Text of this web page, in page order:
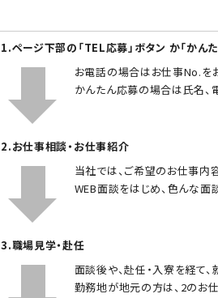
1.ページ下部の「TEL応募」ボタン か「かん
お電話の場合はお仕事No.を
かんたん応募の場合は氏名、
2.お仕事相談・お仕事紹介
当社では、ご希望のお仕事内
WEB面談をはじめ、色んな面
3.職場見学・赴任
面談後や、赴任・入寮を経て
勤務地が地元の方は、2のお